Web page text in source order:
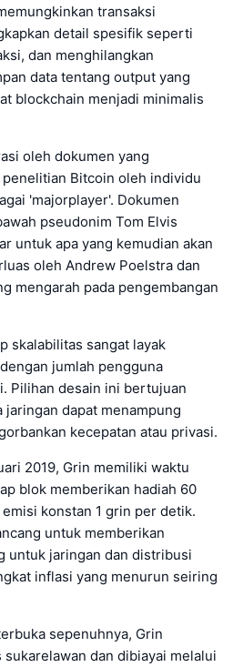
transaksi
detail spesifik seperti
dan menghilangkan
data tentang output yang
blockchain menjadi minimalis
oleh dokumen yang
Bitcoin oleh individu
'majorplayer'. Dokumen
pseudonim Tom Elvis
untuk apa yang kemudian akan
oleh Andrew Poelstra dan
mengarah pada pengembangan
skalabilitas sangat layak
jumlah pengguna
Pilihan desain ini bertujuan
dapat menampung
kecepatan atau privasi.
2019, Grin memiliki waktu
blok memberikan hadiah 60
konstan 1 grin per detik.
untuk memberikan
untuk jaringan dan distribusi
inflasi yang menurun seiring
sepenuhnya, Grin
dan dibiayai melalui